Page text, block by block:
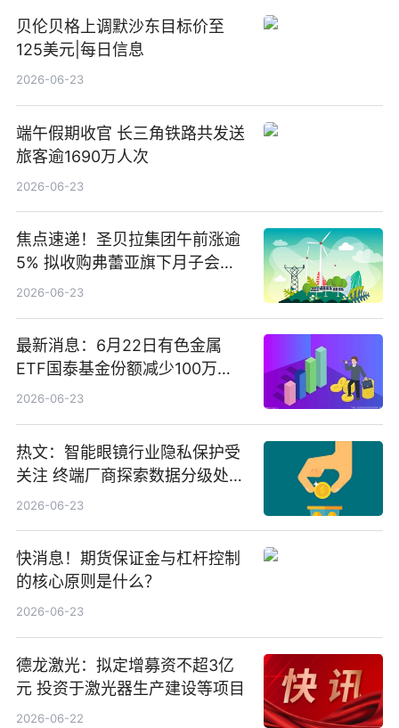
贝伦贝格上调默沙东目标价至
125美元|每日信息
2026-06-23
端午假期收官 长三角铁路共发送
旅客逾1690万人次
2026-06-23
焦点速递！圣贝拉集团午前涨逾
5% 拟收购弗蕾亚旗下月子会所
业务少数股权
2026-06-23
最新消息：6月22日有色金属
ETF国泰基金份额减少100万
份，重仓股紫金矿业、洛阳钼
2026-06-23
热文：智能眼镜行业隐私保护受
关注 终端厂商探索数据分级处理
等方案
2026-06-23
快消息！期货保证金与杠杆控制
的核心原则是什么？
2026-06-23
德龙激光：拟定增募资不超3亿
元 投资于激光器生产建设等项目
2026-06-22